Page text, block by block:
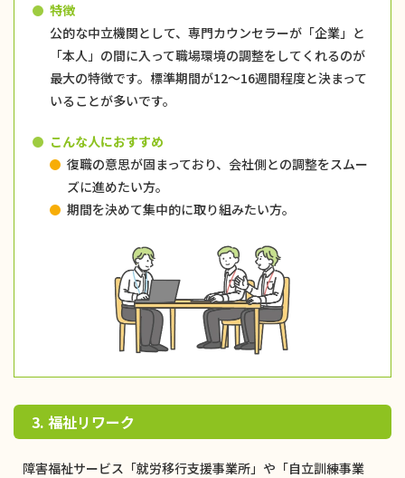
特徴
公的な中立機関として、専門カウンセラーが「企業」と
「本人」の間に入って職場環境の調整をしてくれるのが
最大の特徴です。標準期間が12〜16週間程度と決まって
いることが多いです。
こんな人におすすめ
復職の意思が固まっており、会社側との調整をスムー
ズに進めたい方。
期間を決めて集中的に取り組みたい方。
3. 福祉リワーク
障害福祉サービス「就労移行支援事業所」や「自立訓練事業